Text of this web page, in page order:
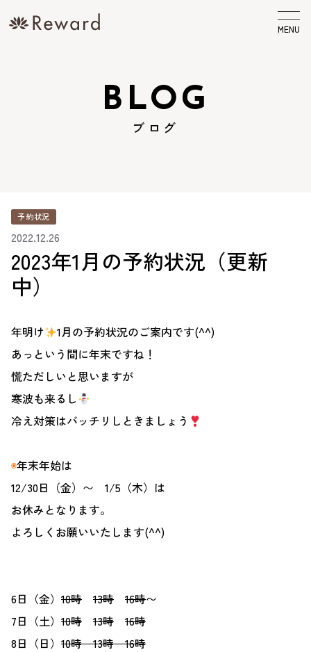
MENU
BLOG
ブログ
予約状況
2022.12.26
2023年1月の予約状況（更新
中）
年明け
1月の予約状況のご案内です(^^)
あっという間に年末ですね！
慌ただしいと思いますが
寒波も来るし
冷え対策はバッチリしときましょう
◉年末年始は
12/30日（金）〜 1/5（木）は
お休みとなります。
よろしくお願いいたします(^^)
6日（金） 10時 13時 16時〜
7日（土） 10時 13時
16時
8日（日） 10時13時 16時